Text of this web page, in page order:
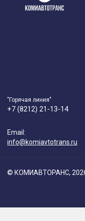
"Горячая линия"
+7 (8212) 21-13-14
Email:
info@komiavtotrans.ru
© КОМИАВТОРАНС,